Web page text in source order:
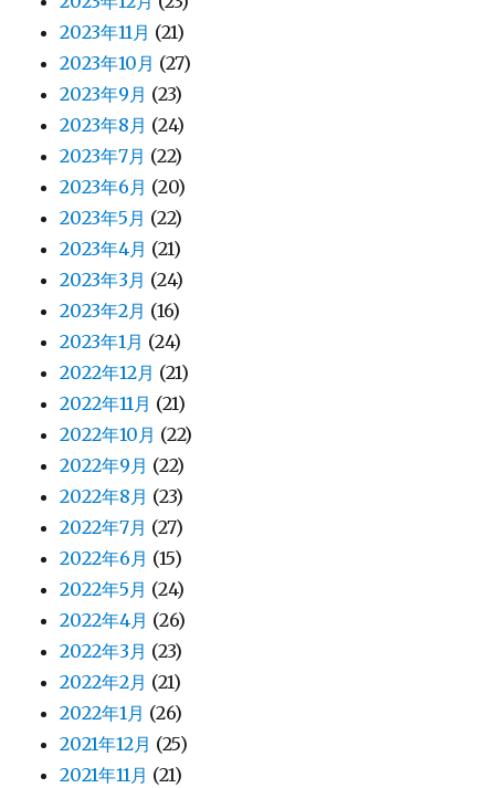
2023年11月 (21)
2023年10月 (27)
2023年9月 (23)
2023年8月 (24)
2023年7月 (22)
2023年6月 (20)
2023年5月 (22)
2023年4月 (21)
2023年3月 (24)
2023年2月 (16)
2023年1月 (24)
2022年12月 (21)
2022年11月 (21)
2022年10月 (22)
2022年9月 (22)
2022年8月 (23)
2022年7月 (27)
2022年6月 (15)
2022年5月 (24)
2022年4月 (26)
2022年3月 (23)
2022年2月 (21)
2022年1月 (26)
2021年12月 (25)
2021年11月 (21)